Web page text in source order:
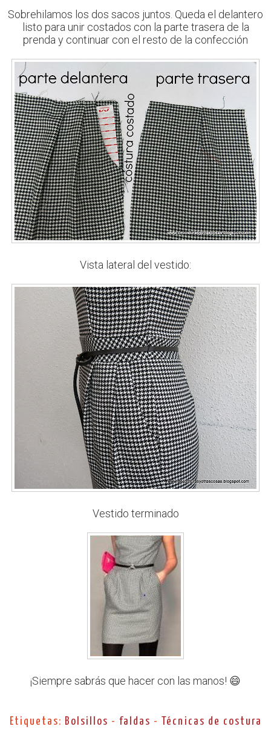
Sobrehilamos los dos sacos juntos. Queda el delantero
listo para unir costados con la parte trasera de la
prenda y continuar con el resto de la confección
Vista lateral del vestido:
Vestido terminado
¡Siempre sabrás que hacer con las manos! 😄
Etiquetas: Bolsillos - faldas - Técnicas de costura